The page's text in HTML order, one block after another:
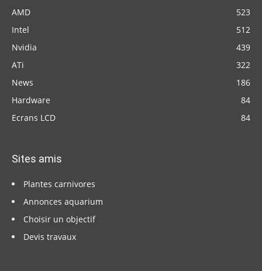
AMD
523
Intel
512
Nvidia
439
ATi
322
News
186
Hardware
84
Ecrans LCD
84
Sites amis
Plantes carnivores
Annonces aquarium
Choisir un objectif
Devis travaux